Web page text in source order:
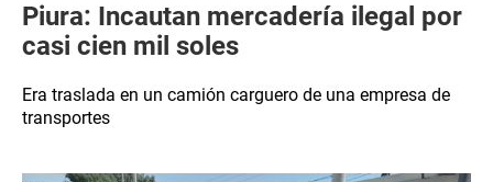
Piura: Incautan mercadería ilegal por
casi cien mil soles
Era traslada en un camión carguero de una empresa de
transportes